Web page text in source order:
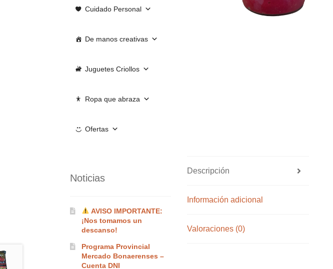
Descripción
Información adicional
Valoraciones (0)
Cuidado Personal
De manos creativas
Juguetes Criollos
Ropa que abraza
Ofertas
Noticias
AVISO IMPORTANTE:
¡Nos tomamos un
descanso!
Programa Provincial
Mercado Bonaerenses –
Cuenta DNI